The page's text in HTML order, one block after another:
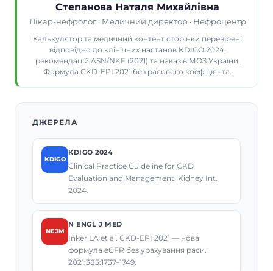
Степанова Наталя Михайлівна
Лікар-нефролог · Медичний директор · Нефроцентр
Калькулятор та медичний контент сторінки перевірені
відповідно до клінічних настанов KDIGO 2024,
рекомендацій ASN/NKF (2021) та наказів МОЗ України.
Формула CKD-EPI 2021 без расового коефіцієнта.
ДЖЕРЕЛА
KDIGO
KDIGO 2024
Clinical Practice Guideline for CKD
Evaluation and Management. Kidney Int.
2024.
NEJM
N ENGL J MED
Inker LA et al. CKD-EPI 2021 — нова
формула eGFR без урахування раси.
2021;385:1737–1749.